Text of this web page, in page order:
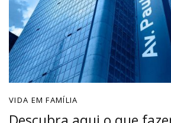
VIDA EM FAMÍLIA